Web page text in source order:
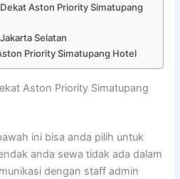
Aston Priority Simatupang
Selatan
Priority Simatupang Hotel
Aston Priority Simatupang
ini bisa anda pilih untuk
anda sewa tidak ada dalam
dengan staff admin